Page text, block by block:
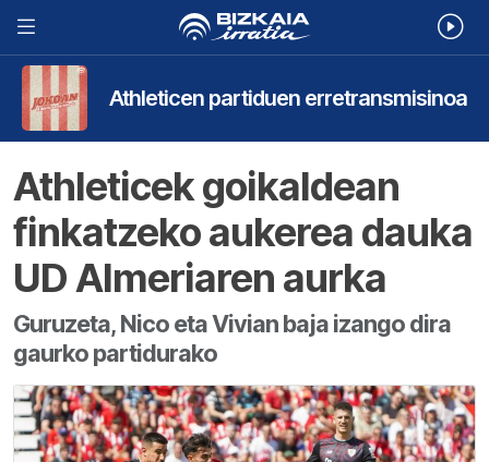
Athleticen partiduen erretransmisinoa
Athleticek goikaldean
finkatzeko aukerea dauka
UD Almeriaren aurka
Guruzeta, Nico eta Vivian baja izango dira
gaurko partidurako